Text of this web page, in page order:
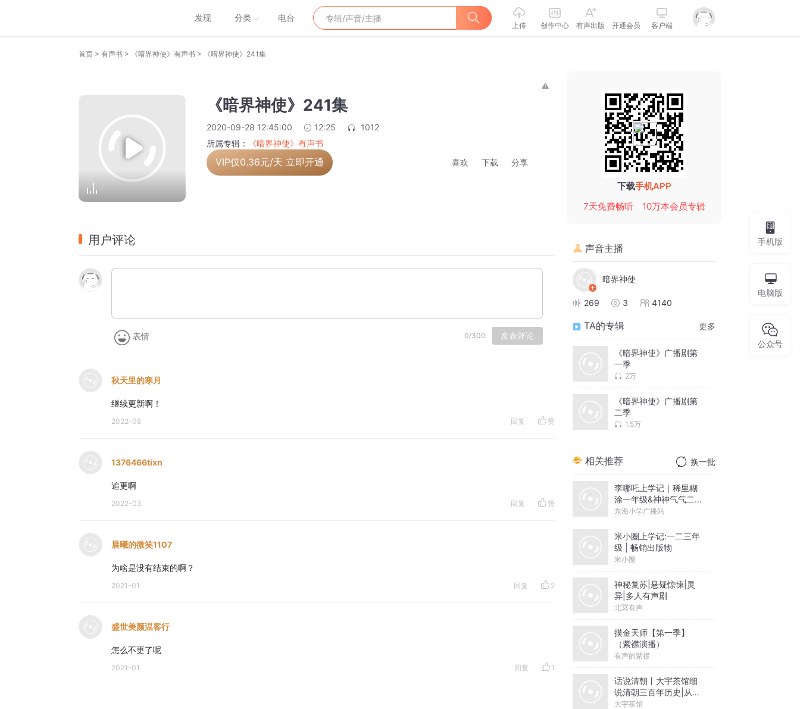
发现 分类 电台
上传 创作中心 有声出版 开通会员 客户端
首页 > 有声书 > 《暗界神使》有声书 > 《暗界神使》241集
《暗界神使》241集
2020-09-28 12:45:00 12:25
1012
所属专辑：
《暗界神使》有声书
VIP仅0.36元/天 立即开通 喜欢 下载 分享
用户评论
表情 0/300 发表评论
秋天里的寒月
继续更新啊！
2022-08 回复 赞
1376466tixn
追更啊
2022-03 回复 赞
晨曦的微笑1107
为啥是没有结束的啊？
2021-01 回复 2
盛世美颜温客行
怎么不更了呢
2021-01 回复 1
下载手机APP
7天免费畅听
10万本会员专辑
声音主播
暗界神使
269 3 4140
TA的专辑 更多
《暗界神使》广播剧第
一季
2万
《暗界神使》广播剧第
二季
1.5万
相关推荐 换一批
李哪吒上学记｜稀里糊
涂一年级&神神气气二年
级
东海小学广播站
米小圈上学记:一二三年
级 | 畅销出版物
米小圈
神秘复苏|悬疑惊悚|灵
异|多人有声剧
北冥有声
摸金天师【第一季】
（紫襟演播）
有声的紫襟
话说清朝丨大宇茶馆细
说清朝三百年历史|从努
尔哈赤到末代皇帝溥仪|
大宇茶馆
手机版
电脑版
公众号